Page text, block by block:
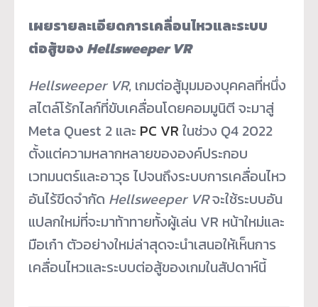
เผยรายละเอียดการเคลื่อนไหวและระบบ
ต่อสู้ของ Hellsweeper VR
Hellsweeper VR, เกมต่อสู้มุมมองบุคคลที่หนึ่ง
สไตล์โร้กไลก์ที่ขับเคลื่อนโดยคอมมูนิตี จะมาสู่
Meta Quest 2 และ PC VR ในช่วง Q4 2022
ตั้งแต่ความหลากหลายขององค์ประกอบ
เวทมนตร์และอาวุธ ไปจนถึงระบบการเคลื่อนไหว
อันไร้ขีดจำกัด Hellsweeper VRจะใช้ระบบอัน
แปลกใหม่ที่จะมาท้าทายทั้งผู้เล่น VR หน้าใหม่และ
มือเก๋า ตัวอย่างใหม่ล่าสุดจะนำเสนอให้เห็นการ
เคลื่อนไหวและระบบต่อสู้ของเกมในสัปดาห์นี้